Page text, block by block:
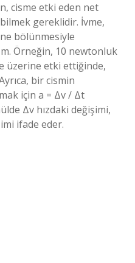
cisme etki eden net
gereklidir. İvme,
bölünmesiyle
Örneğin, 10 newtonluk
üzerine etki ettiğinde,
bir cismin
için a = Δv / Δt
Δv hızdaki değişimi,
ifade eder.